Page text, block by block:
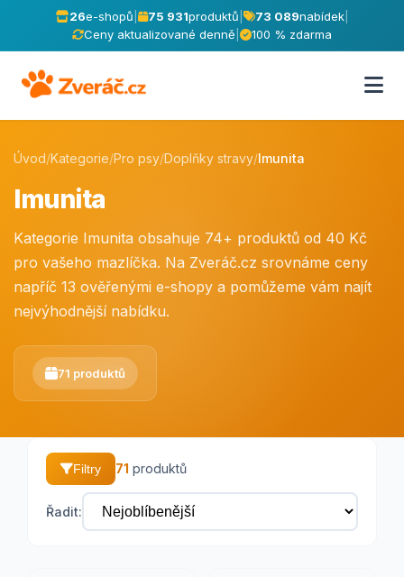
26e-shopů 75 931produktů 73 089nabídek|
Ceny aktualizované denně
100 % zdarma
Úvod/Kategorie/Pro psy/Doplňky stravy/Imunita
Imunita
Kategorie Imunita obsahuje 74+ produktů od 40 Kč
pro vašeho mazlíčka. Na Zveráč.cz srovnáme ceny
napříč 13 ověřenými e-shopy a pomůžeme vám najít
nejvýhodnější nabídku.
71 produktů
Filtry 71 produktů
Řadit: